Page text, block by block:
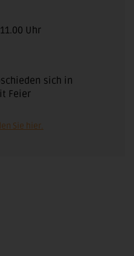
Uhr
sich in
Feier
Sie hier.